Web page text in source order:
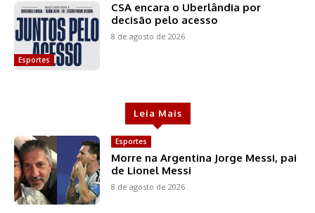
Esportes
CSA encara o Uberlândia por
decisão pelo acesso
8 de agosto de 2026
Leia Mais
Esportes
Morre na Argentina Jorge Messi, pai
de Lionel Messi
8 de agosto de 2026